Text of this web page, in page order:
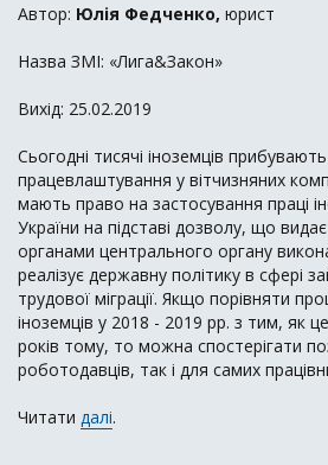
Автор: Юлія Федченко, юрист
Назва ЗМІ: «Лига&Закон»
Вихід: 25.02.2019
Сьогодні тисячі іноземців
працевлаштування у вітчизняних
мають право на застосування праці
України на підставі дозволу, що
органами центрального органу
реалізує державну політику в сфері
трудової міграції. Якщо порівняти
іноземців у 2018 - 2019 рр. з тим, як
років тому, то можна спостерігати
роботодавців, так і для самих
Читати далі.